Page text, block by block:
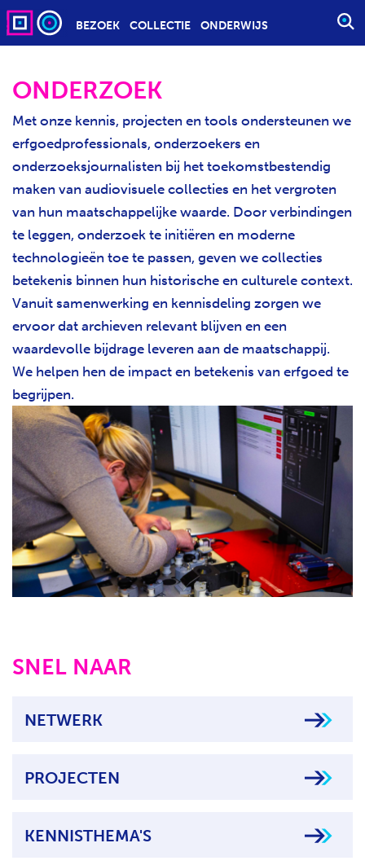
BEZOEK COLLECTIE ONDERWIJS
S
T
E
Z
O
P
C
T
ONDERZOEK
Met onze kennis, projecten en tools ondersteunen we
erfgoedprofessionals, onderzoekers en
onderzoeksjournalisten bij het toekomstbestendig
maken van audiovisuele collecties en het vergroten
van hun maatschappelijke waarde. Door verbindingen
te leggen, onderzoek te initiëren en moderne
technologieën toe te passen, geven we collecties
betekenis binnen hun historische en culturele context.
Vanuit samenwerking en kennisdeling zorgen we
ervoor dat archieven relevant blijven en een
waardevolle bijdrage leveren aan de maatschappij.
We helpen hen de impact en betekenis van erfgoed te
begrijpen.
SNEL NAAR
NETWERK
PROJECTEN
KENNISTHEMA'S